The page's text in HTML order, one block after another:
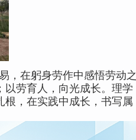
，在躬身劳作中感悟劳动之
劳育人，向光成长。理学
，在实践中成长，书写属